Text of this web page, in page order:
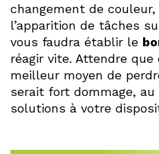
changement de
l’apparition de tâches
vous faudra établir le
réagir vite. Attendre
meilleur moyen de
serait fort dommage,
solutions à votre